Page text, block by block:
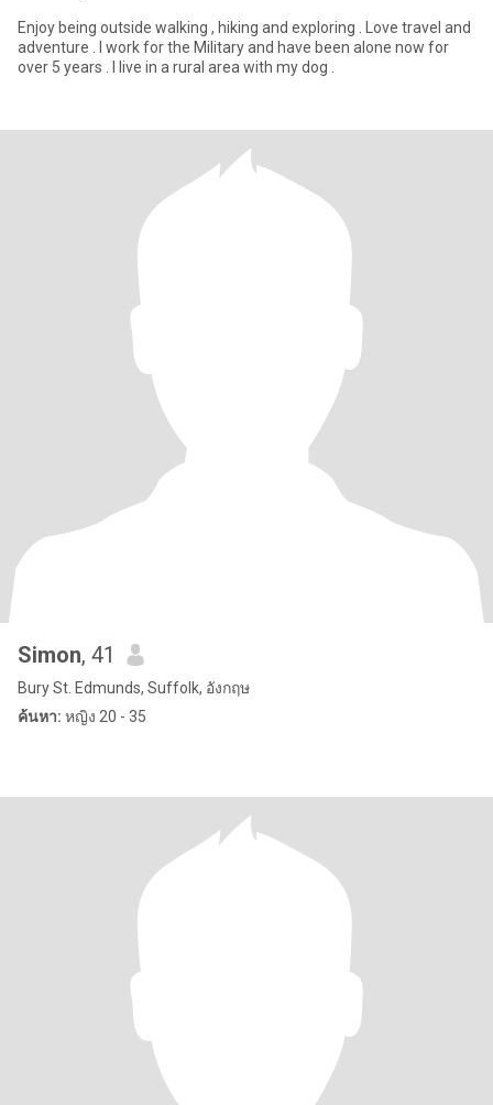
Enjoy being outside walking , hiking and exploring . Love travel and
adventure . I work for the Military and have been alone now for
over 5 years . I live in a rural area with my dog .
Simon, 41
Bury St. Edmunds, Suffolk, อังกฤษ
ค้นหา: หญิง 20 - 35